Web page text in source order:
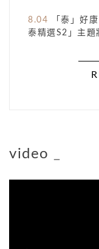
8.04 「泰」好
泰精選S2」主題
video